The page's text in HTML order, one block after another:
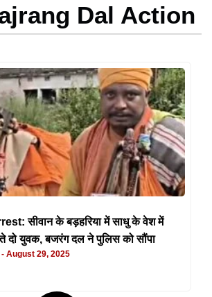
Dal Action
सीवान के बड़हरिया में साधु के वेश में
दो युवक, बजरंग दल ने पुलिस को सौंपा
August 29, 2025